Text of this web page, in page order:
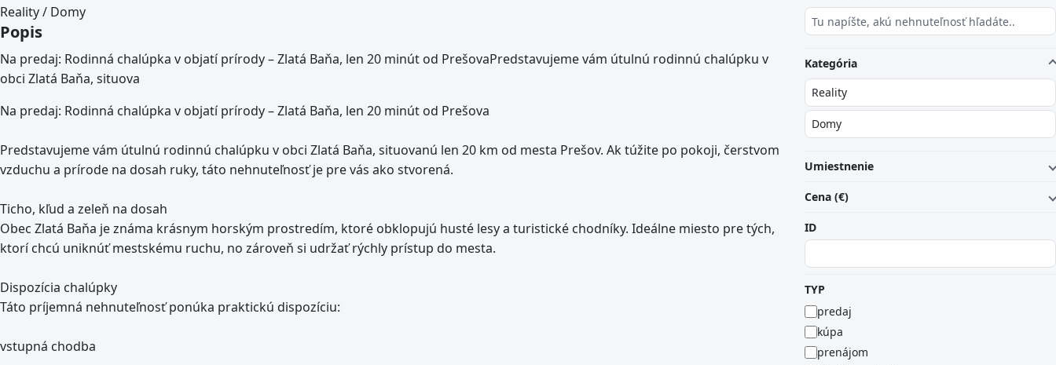
Reality / Domy
Popis
Na predaj: Rodinná chalúpka v objatí prírody – Zlatá Baňa, len 20 minút od PrešovaPredstavujeme vám útulnú rodinnú chalúpku v
obci Zlatá Baňa, situova
Na predaj: Rodinná chalúpka v objatí prírody – Zlatá Baňa, len 20 minút od Prešova
Predstavujeme vám útulnú rodinnú chalúpku v obci Zlatá Baňa, situovanú len 20 km od mesta Prešov. Ak túžite po pokoji, čerstvom
vzduchu a prírode na dosah ruky, táto nehnuteľnosť je pre vás ako stvorená.
Ticho, kľud a zeleň na dosah
Obec Zlatá Baňa je známa krásnym horským prostredím, ktoré obklopujú husté lesy a turistické chodníky. Ideálne miesto pre tých,
ktorí chcú uniknúť mestskému ruchu, no zároveň si udržať rýchly prístup do mesta.
Dispozícia chalúpky
Táto príjemná nehnuteľnosť ponúka praktickú dispozíciu:
vstupná chodba
Kategória
Umiestnenie
Cena (€)
ID
TYP
predaj
kúpa
prenájom